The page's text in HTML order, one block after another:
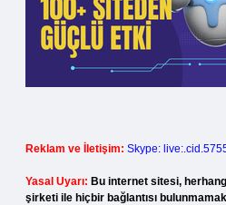
Reklam ve İletişim: Skype:
Yasal Uyarı: Bu internet sitesi,
şirketi ile hiçbir bağlantısı